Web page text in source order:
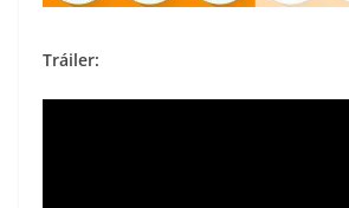
Tráiler: